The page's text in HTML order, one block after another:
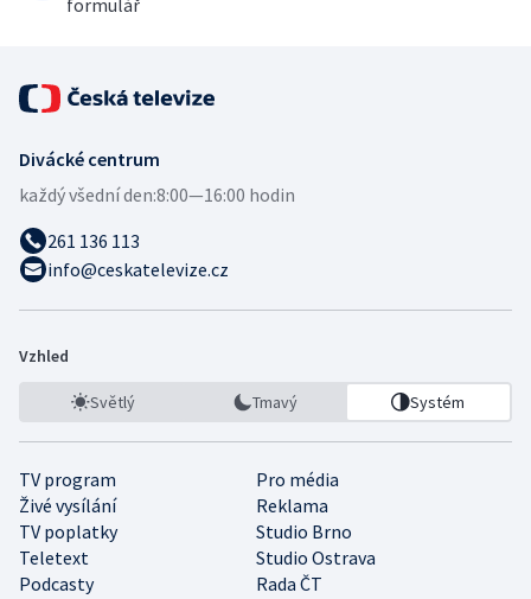
Divácké centrum
každý všední den:8:00—16:00 hodin
261 136 113
info@ceskatelevize.cz
Vzhled
Světlý Tmavý Systém
TV program
Pro média
Živé vysílání
Reklama
TV poplatky
Studio Brno
Teletext
Studio Ostrava
Podcasty
Rada ČT